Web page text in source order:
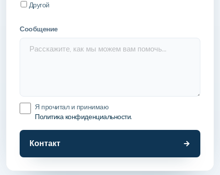
Другой
Сообщение
Я прочитал и принимаю
Политика конфиденциальности.
Контакт